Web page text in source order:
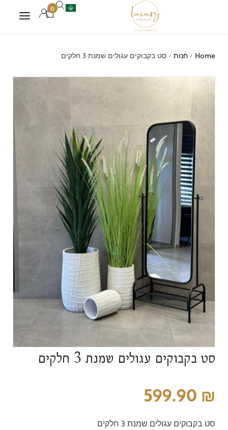
0
Home
/ חנות / סט בקבוקים עגולים שמנת 3 חלקים
סט בקבוקים עגולים שמנת 3 חלקים
599.90 ₪
סט בקבוקים עגולים שמנת 3 חלקים